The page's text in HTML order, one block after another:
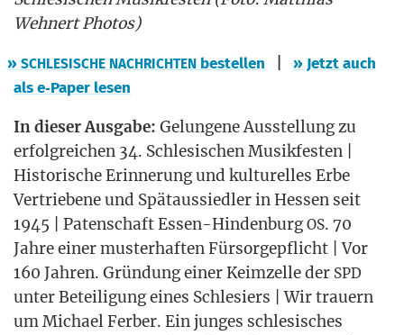
Weh­nert Photos)
» SCHLESISCHE NACHRICHTEN bestel­len |» Jetzt auch
als e‑Paper lesen
In die­ser Aus­ga­be: Gelun­ge­ne Aus­stel­lung zu
erfolg­rei­chen 34. Schle­si­schen Musik­fes­ten |
His­to­ri­sche Erin­ne­rung und kul­tu­rel­les Erbe
Ver­trie­be­ne und Spät­aus­sied­ler in Hes­sen seit
1945 | Paten­schaft Essen-Hin­den­burgOS. 70
Jah­re einer mus­ter­haf­ten Für­sor­ge­pflicht | Vor
160 Jah­ren. Grün­dung einer Keim­zel­le der SPD
unter Betei­li­gung eines Schle­si­ers | Wir trau­ern
um Micha­el Fer­ber. Ein jun­ges schle­si­sches